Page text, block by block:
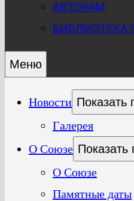
АВТОРАМ
БИБЛИОТЕКА
Меню
Новости
Галерея
О Союзе
О Союзе
Памятные даты